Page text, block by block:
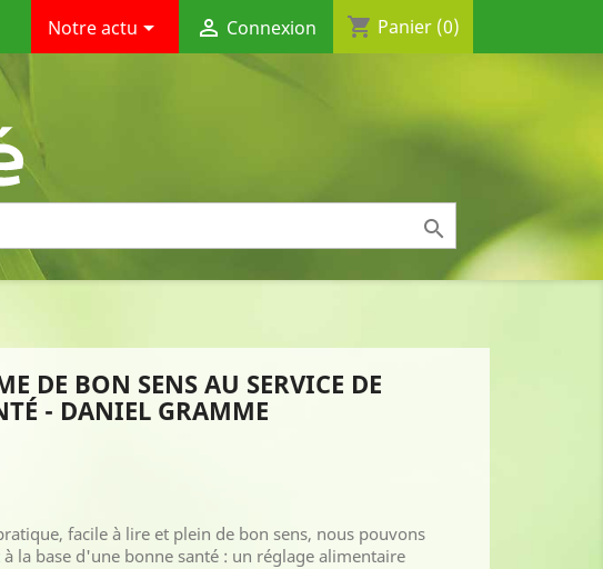
Notre actu  Connexion shopping_cart Panier (0)

DE BON SENS AU SERVICE DE
- DANIEL GRAMME
facile à lire et plein de bon sens, nous pouvons
la base d'une bonne santé : un réglage alimentaire